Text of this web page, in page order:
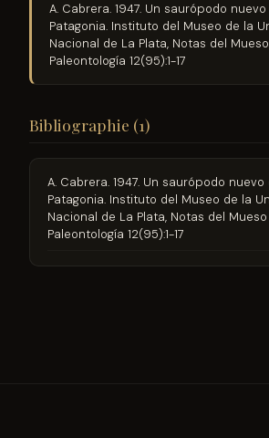
A. Cabrera. 1947. Un saurópodo
Patagonia. Instituto del Museo de la
Nacional de La Plata, Notas del
Paleontología 12(95):1-17
Bibliographie (1)
A. Cabrera. 1947. Un saurópodo
Patagonia. Instituto del Museo de la
Nacional de La Plata, Notas del
Paleontología 12(95):1-17